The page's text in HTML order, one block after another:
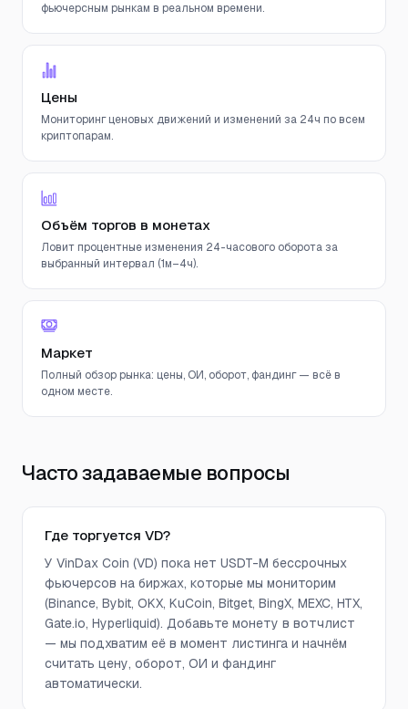
фьючерсным рынкам в реальном времени.
Цены
Мониторинг ценовых движений и изменений за 24ч по всем
криптопарам.
Объём торгов в монетах
Ловит процентные изменения 24-часового оборота за
выбранный интервал (1м–4ч).
Маркет
Полный обзор рынка: цены, ОИ, оборот, фандинг — всё в
одном месте.
Часто задаваемые вопросы
Где торгуется VD?
У VinDax Coin (VD) пока нет USDT-M бессрочных
фьючерсов на биржах, которые мы мониторим
(Binance, Bybit, OKX, KuCoin, Bitget, BingX, MEXC, HTX,
Gate.io, Hyperliquid). Добавьте монету в вотчлист
— мы подхватим её в момент листинга и начнём
считать цену, оборот, ОИ и фандинг
автоматически.